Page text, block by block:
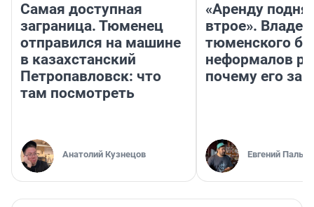
Самая доступная
заграница. Тюменец
отправился на машине
в казахстанский
Петропавловск: что
там посмотреть
Анатолий Кузнецов
«Аренду
втрое».
тюменского
неформалов
почему его
Евгений